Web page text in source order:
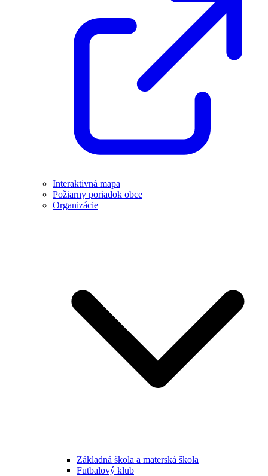
Interaktivná mapa
Požiarny poriadok obce
Organizácie
Základná škola a materská škola
Futbalový klub